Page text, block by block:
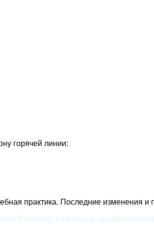
горячей линии:
практика. Последние изменения и
Интернет, размещены в